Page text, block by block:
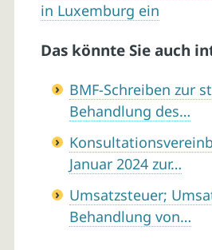
in Luxemburg ein
Das könnte Sie auch
BMF-Schreiben zur
Behandlung des…
Januar 2024 zur…
Umsatzsteuer;
Behandlung von…